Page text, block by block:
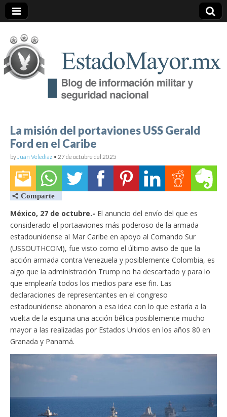
EstadoMayor.mx
Blog de información militar y de Seguridad Nacional
La misión del portaviones USS Gerald
Ford en el Caribe
by Juan Velediaz • 27 de octubre del 2025
México, 27 de octubre.- El anuncio del envío del que es
considerado el portaaviones más poderoso de la armada
estadounidense al Mar Caribe en apoyo al Comando Sur
(USSOUTHCOM), fue visto como el último aviso de que la
acción armada contra Venezuela y posiblemente Colombia, es
algo que la administración Trump no ha descartado y para lo
que emplearía todos los medios para ese fin. Las
declaraciones de representantes en el congreso
estadounidense abonaron a esa idea con lo que estaría a la
vuelta de la esquina una acción bélica posiblemente mucho
mayor a las realizadas por Estados Unidos en los años 80 en
Granada y Panamá.